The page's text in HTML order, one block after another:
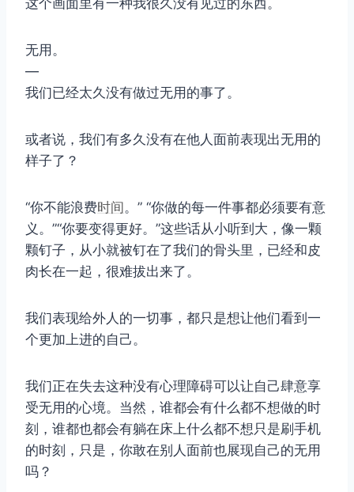
这个画面里有一种我很久没有见过的东西。
无用。
—
我们已经太久没有做过无用的事了。
或者说，我们有多久没有在他人面前表现出无用的
样子了？
“你不能浪费时间。” “你做的每一件事都必须要有意
义。”“你要变得更好。”这些话从小听到大，像一颗
颗钉子，从小就被钉在了我们的骨头里，已经和皮
肉长在一起，很难拔出来了。
我们表现给外人的一切事，都只是想让他们看到一
个更加上进的自己。
我们正在失去这种没有心理障碍可以让自己肆意享
受无用的心境。当然，谁都会有什么都不想做的时
刻，谁都也都会有躺在床上什么都不想只是刷手机
的时刻，只是，你敢在别人面前也展现自己的无用
吗？